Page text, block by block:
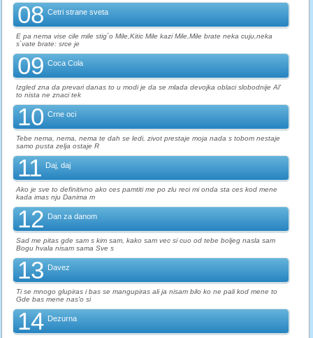
08 Cetri strane sveta
E pa nema vise cile mile stig`o Mile,Kitic Mile kazi Mile,Mile brate neka cuju,neka
s`vate brate: srce je
09 Coca Cola
Izgled zna da prevari danas to u modi je da se mlada devojka oblaci slobodnije Al'
to nista ne znaci tek
10 Crne oci
Tebe nema, nema, nema te dah se ledi, zivot prestaje moja nada s tobom nestaje
samo pusta zelja ostaje R
11 Daj, daj
Ako je sve to definitivno ako ces pamtiti me po zlu reci mi onda sta ces kod mene
kada imas nju Danima m
12 Dan za danom
Sad me pitas gde sam s kim sam, kako sam vec si cuo od tebe boljeg nasla sam
Bogu hvala nisam sama Sve s
13 Davez
Ti se mnogo glupiras i bas se mangupiras ali ja nisam bilo ko ne pali kod mene to
Gde bas mene nas'o si
14 Dezurna